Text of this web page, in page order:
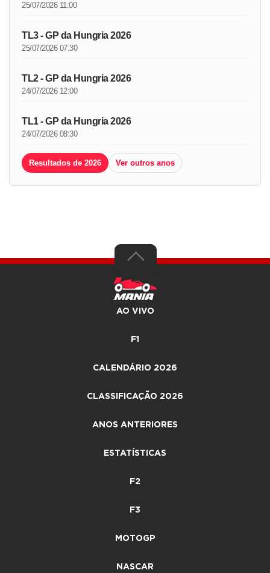
25/07/2026 11:00
TL3 - GP da Hungria 2026
25/07/2026 07:30
TL2 - GP da Hungria 2026
24/07/2026 12:00
TL1 - GP da Hungria 2026
24/07/2026 08:30
Resultados de 2026 Ver outros anos
AO VIVO
F1
CALENDÁRIO 2026
CLASSIFICAÇÃO 2026
ANOS ANTERIORES
ESTATÍSTICAS
F2
F3
MOTOGP
NASCAR